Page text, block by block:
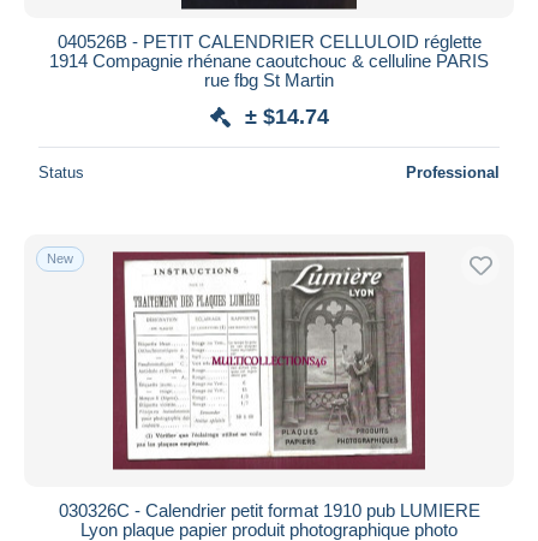
040526B - PETIT CALENDRIER CELLULOID réglette
1914 Compagnie rhénane caoutchouc & celluline PARIS
rue fbg St Martin
± $14.74
Status Professional
New
030326C - Calendrier petit format 1910 pub LUMIERE
Lyon plaque papier produit photographique photo